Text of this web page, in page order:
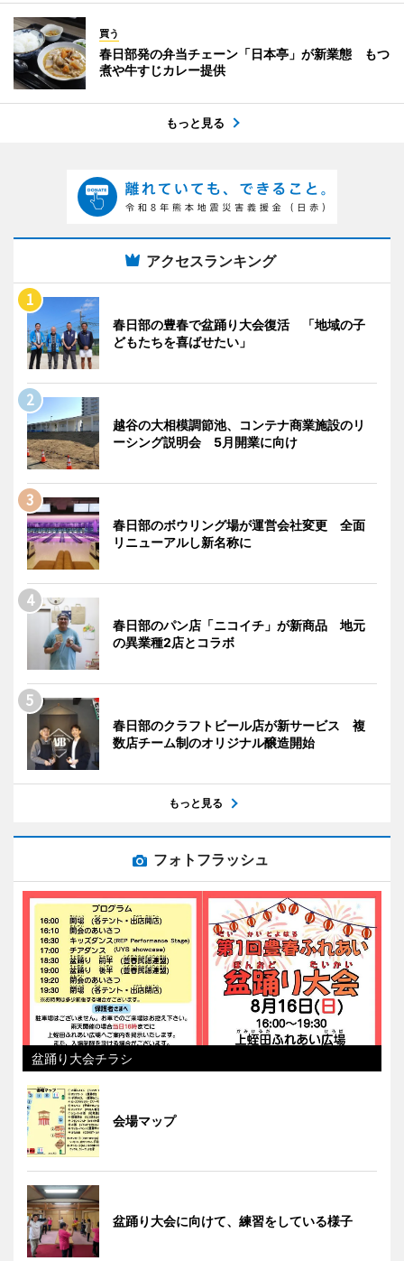
買う
春日部発の弁当チェーン「日本亭」が新業態 もつ
煮や牛すじカレー提供
もっと見る
アクセスランキング
春日部の豊春で盆踊り大会復活 「地域の子
どもたちを喜ばせたい」
越谷の大相模調節池、コンテナ商業施設のリ
ーシング説明会 5月開業に向け
春日部のボウリング場が運営会社変更 全面
リニューアルし新名称に
春日部のパン店「ニコイチ」が新商品 地元
の異業種2店とコラボ
春日部のクラフトビール店が新サービス 複
数店チーム制のオリジナル醸造開始
もっと見る
フォトフラッシュ
盆踊り大会チラシ
会場マップ
盆踊り大会に向けて、練習をしている様子